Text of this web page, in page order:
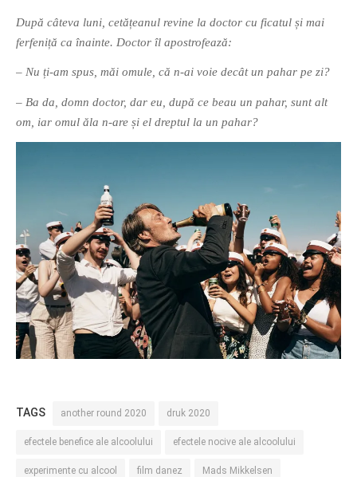
După câteva luni, cetățeanul revine la doctor cu ficatul și mai
ferfeniță ca înainte. Doctor îl apostrofează:
– Nu ți-am spus, măi omule, că n-ai voie decât un pahar pe zi?
– Ba da, domn doctor, dar eu, după ce beau un pahar, sunt alt
om, iar omul ăla n-are și el dreptul la un pahar?
TAGS another round 2020 druk 2020
efectele benefice ale alcoolului efectele nocive ale alcoolului
experimente cu alcool film danez Mads Mikkelsen